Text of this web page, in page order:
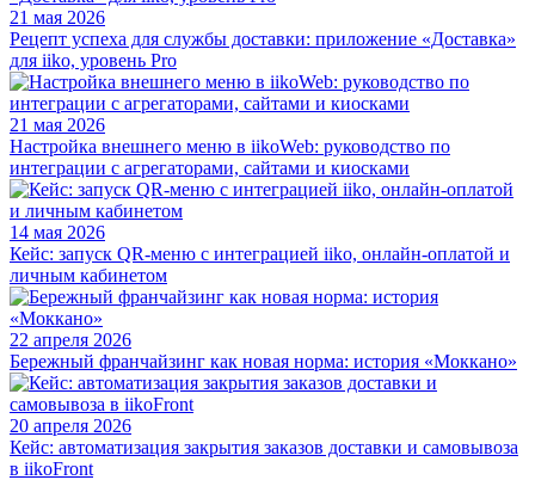
21 мая 2026
Рецепт успеха для службы доставки: приложение «Доставка»
для iiko, уровень Pro
21 мая 2026
Настройка внешнего меню в iikoWeb: руководство по
интеграции с агрегаторами, сайтами и киосками
14 мая 2026
Кейс: запуск QR-меню с интеграцией iiko, онлайн-оплатой и
личным кабинетом
22 апреля 2026
Бережный франчайзинг как новая норма: история «Моккано»
20 апреля 2026
Кейс: автоматизация закрытия заказов доставки и самовывоза
в iikoFront